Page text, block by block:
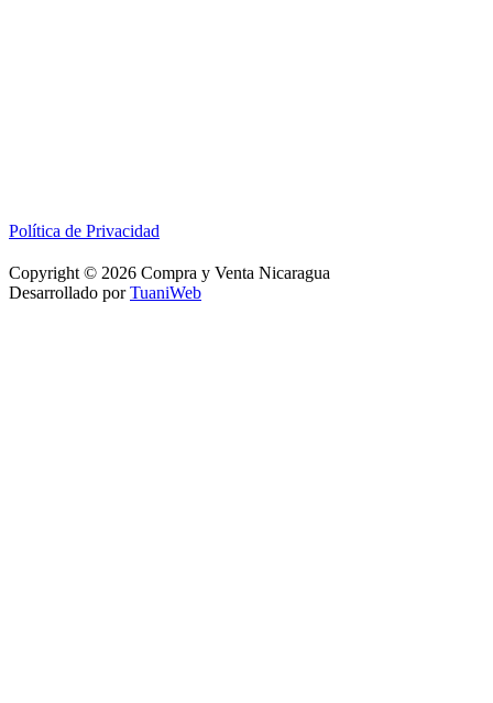
Política de Privacidad
Copyright © 2026 Compra y Venta Nicaragua
Desarrollado porTuaniWeb